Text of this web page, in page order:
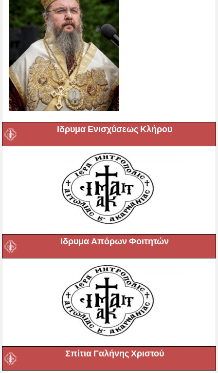
Ιδρυμα Ενισχύσεως Κλήρου
Ιδρυμα Απόρων Φοιτητών
Σπίτια Γαλήνης Χριστού